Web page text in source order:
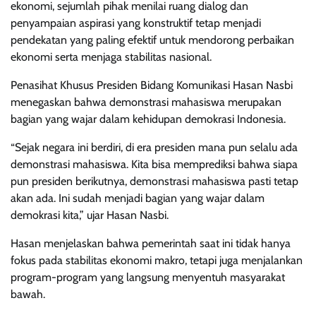
ekonomi, sejumlah pihak menilai ruang dialog dan
penyampaian aspirasi yang konstruktif tetap menjadi
pendekatan yang paling efektif untuk mendorong perbaikan
ekonomi serta menjaga stabilitas nasional.
Penasihat Khusus Presiden Bidang Komunikasi Hasan Nasbi
menegaskan bahwa demonstrasi mahasiswa merupakan
bagian yang wajar dalam kehidupan demokrasi Indonesia.
“Sejak negara ini berdiri, di era presiden mana pun selalu ada
demonstrasi mahasiswa. Kita bisa memprediksi bahwa siapa
pun presiden berikutnya, demonstrasi mahasiswa pasti tetap
akan ada. Ini sudah menjadi bagian yang wajar dalam
demokrasi kita,” ujar Hasan Nasbi.
Hasan menjelaskan bahwa pemerintah saat ini tidak hanya
fokus pada stabilitas ekonomi makro, tetapi juga menjalankan
program-program yang langsung menyentuh masyarakat
bawah.